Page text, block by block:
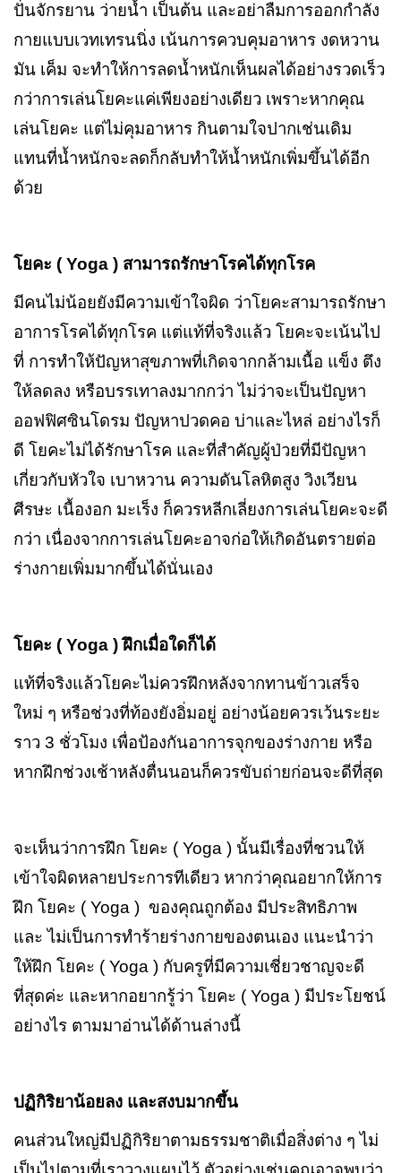
ปั่นจักรยาน ว่ายน้ำ เป็นต้น และอย่าลืมการออกกำลัง
กายแบบเวทเทรนนิ่ง เน้นการควบคุมอาหาร งดหวาน
มัน เค็ม จะทำให้การลดน้ำหนักเห็นผลได้อย่างรวดเร็ว
กว่าการเล่นโยคะแค่เพียงอย่างเดียว เพราะหากคุณ
เล่นโยคะ แต่ไม่คุมอาหาร กินตามใจปากเช่นเดิม
แทนที่น้ำหนักจะลดก็กลับทำให้น้ำหนักเพิ่มขึ้นได้อีก
ด้วย
โยคะ ( Yoga ) สามารถรักษาโรคได้ทุกโรค
มีคนไม่น้อยยังมีความเข้าใจผิด ว่าโยคะสามารถรักษา
อาการโรคได้ทุกโรค แต่แท้ที่จริงแล้ว โยคะจะเน้นไป
ที่ การทำให้ปัญหาสุขภาพที่เกิดจากกล้ามเนื้อ แข็ง ตึง
ให้ลดลง หรือบรรเทาลงมากกว่า ไม่ว่าจะเป็นปัญหา
ออฟฟิศซินโดรม ปัญหาปวดคอ บ่าและไหล่ อย่างไรก็
ดี โยคะไม่ได้รักษาโรค และที่สำคัญผู้ป่วยที่มีปัญหา
เกี่ยวกับหัวใจ เบาหวาน ความดันโลหิตสูง วิงเวียน
ศีรษะ เนื้องอก มะเร็ง ก็ควรหลีกเลี่ยงการเล่นโยคะจะดี
กว่า เนื่องจากการเล่นโยคะอาจก่อให้เกิดอันตรายต่อ
ร่างกายเพิ่มมากขึ้นได้นั่นเอง
โยคะ ( Yoga )ฝึกเมื่อใดก็ได้
แท้ที่จริงแล้วโยคะไม่ควรฝึกหลังจากทานข้าวเสร็จ
ใหม่ ๆ หรือช่วงที่ท้องยังอิ่มอยู่ อย่างน้อยควรเว้นระยะ
ราว 3 ชั่วโมง เพื่อป้องกันอาการจุกของร่างกาย หรือ
หากฝึกช่วงเช้าหลังตื่นนอนก็ควรขับถ่ายก่อนจะดีที่สุด
จะเห็นว่าการฝึก โยคะ ( Yoga ) นั้นมีเรื่องที่ชวนให้
เข้าใจผิดหลายประการทีเดียว หากว่าคุณอยากให้การ
ฝึก โยคะ ( Yoga ) ของคุณถูกต้อง มีประสิทธิภาพ
และ ไม่เป็นการทำร้ายร่างกายของตนเอง แนะนำว่า
ให้ฝึก โยคะ ( Yoga ) กับครูที่มีความเชี่ยวชาญจะดี
ที่สุดค่ะ และหากอยากรู้ว่า โยคะ ( Yoga ) มีประโยชน์
อย่างไร ตามมาอ่านได้ด้านล่างนี้
ปฏิกิริยาน้อยลง และสงบมากขึ้น
คนส่วนใหญ่มีปฏิกิริยาตามธรรมชาติเมื่อสิ่งต่าง ๆ ไม่